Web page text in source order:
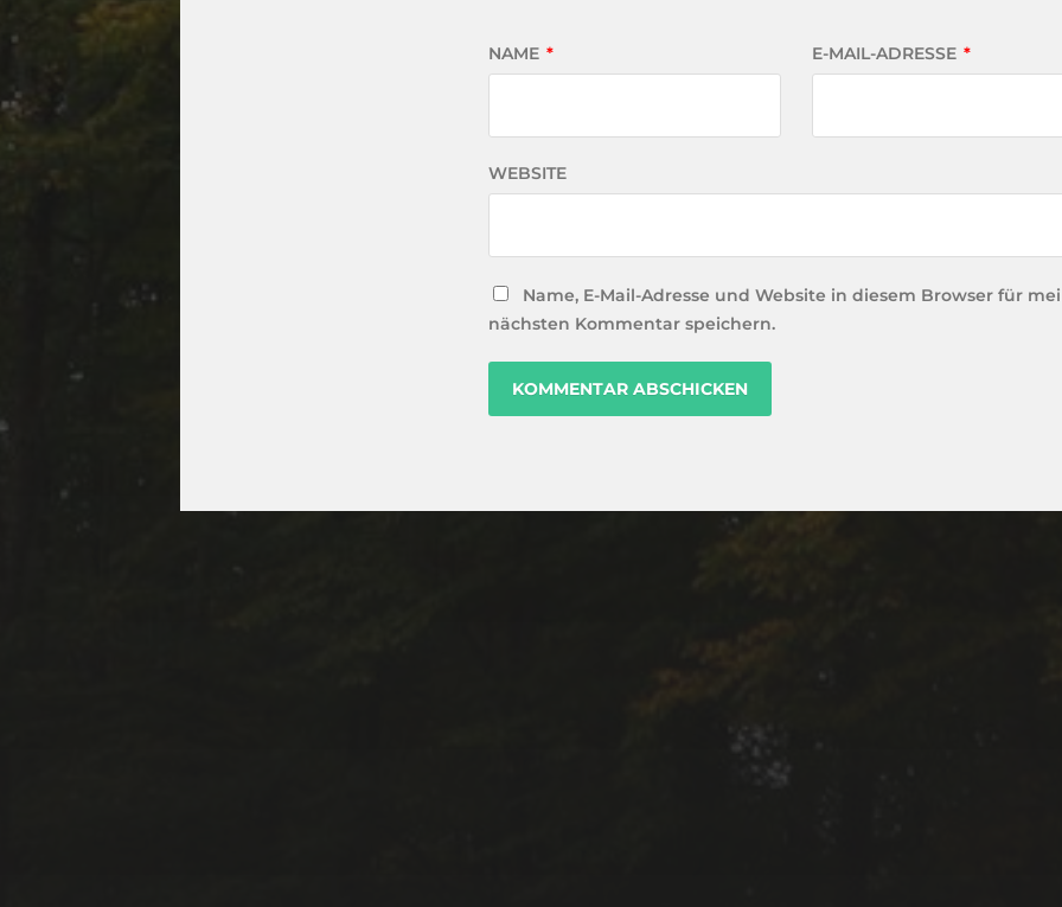
NAME * E-MAIL-ADRESSE *
WEBSITE
Name, E-Mail-Adresse und Website in diesem Browser für
nächsten Kommentar speichern.